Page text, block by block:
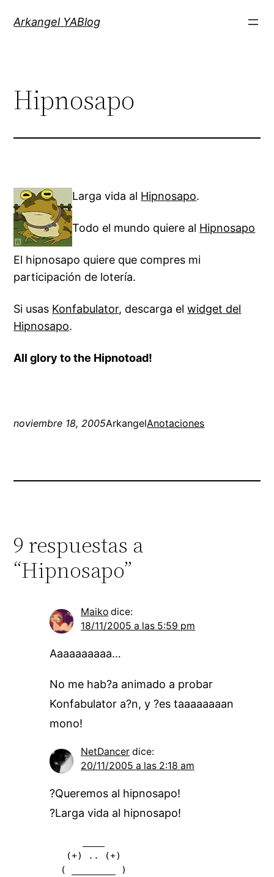
Arkangel YABlog
Hipnosapo
Larga vida al Hipnosapo.
Todo el mundo quiere al Hipnosapo
El hipnosapo quiere que compres mi
participación de lotería.
Si usas Konfabulator, descarga elwidget del
Hipnosapo.
All glory to the Hipnotoad!
noviembre 18, 2005ArkangelAnotaciones
9 respuestas a
“Hipnosapo”
Maiko dice:
18/11/2005 a las 5:59 pm
Aaaaaaaaaa…
No me hab?a animado a probar
Konfabulator a?n, y ?es taaaaaaaan
mono!
NetDancer dice:
20/11/2005 a las 2:18 am
?Queremos al hipnosapo!
?Larga vida al hipnosapo!
   (+) .. (+)
  ( ________ )